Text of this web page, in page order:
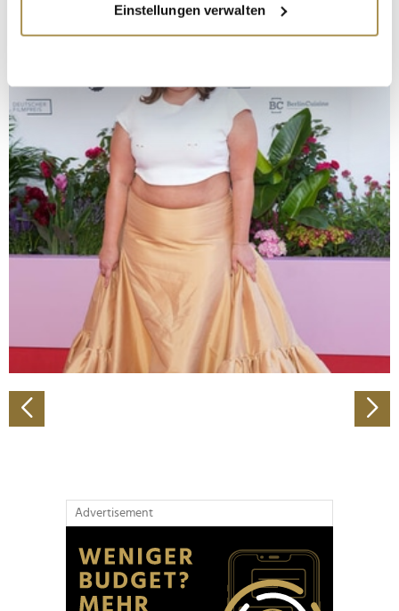
Informationen über Ihre geografische Lage
erfassen, welche bis auf einige Meter genau sein
bestimmten Merkmalen (Fingerprinting) identifizieren
Erfahren Sie mehr darüber, wie Ihre persönlichen Daten
verarbeitet werden, und legen Sie Ihre Präferenzen im
Abschnitt Einzelheiten
fest.
Wir verwenden Cookies, um Inhalte und Anzeigen zu
personalisieren, Funktionen für soziale Medien anbieten
zu können und die Zugriffe auf unsere Website zu
analysieren. Außerdem geben wir Informationen zu Ihrer
Verwendung unserer Website an unsere Partner für
soziale Medien, Werbung und Analysen weiter. Unsere
Partner führen diese Informationen möglicherweise mit
weiteren Daten zusammen, die Sie ihnen bereitgestellt
gesammelt haben.
Einstellungen verwalten
Advertisement